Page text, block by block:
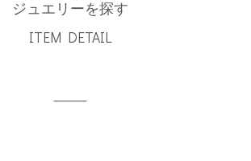
ジュエリーを探す
ITEM DETAIL